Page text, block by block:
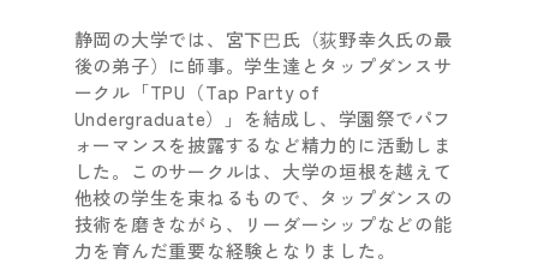
静岡の大学では、宮下巴氏（荻野幸久氏の最
後の弟子）に師事。学生達とタップダンスサ
ークル「TPU（Tap Party of
Undergraduate）」を結成し、学園祭でパフ
ォーマンスを披露するなど精力的に活動しま
した。このサークルは、大学の垣根を越えて
他校の学生を束ねるもので、タップダンスの
技術を磨きながら、リーダーシップなどの能
力を育んだ重要な経験となりました。